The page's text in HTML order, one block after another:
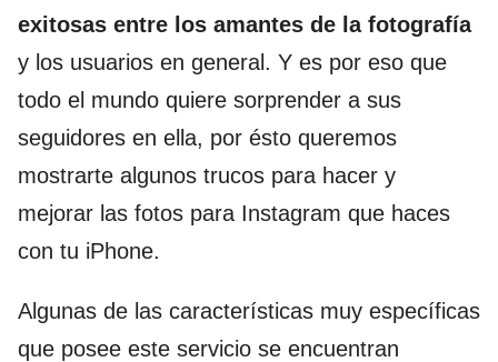
exitosas entre los amantes de la fotografía
y los usuarios en general. Y es por eso que
todo el mundo quiere sorprender a sus
seguidores en ella, por ésto queremos
mostrarte algunos trucos para hacer y
mejorar las fotos para Instagram que haces
con tu iPhone.
Algunas de las características muy específicas
que posee este servicio se encuentran